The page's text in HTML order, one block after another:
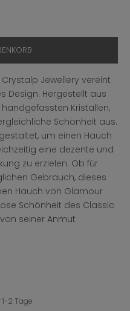
Jewellery vereint
Design. Hergestellt aus
Kristallen,
Schönheit aus.
um einen Hauch
eine dezente und
zu erzielen. Ob für
Gebrauch, dieses
Hauch von Glamour
Schönheit des Classic
seiner Anmut
2 Tage